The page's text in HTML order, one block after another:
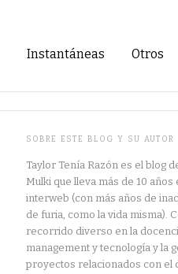
Instantáneas Otros
SOBRE ESTE BLOG Y SU AUTOR
Taylor Tenía Razón es el blog
Mulki que lleva más de 10 años
interweb (con más años de
de furia, como la vida misma).
recorrido diverso en la
management y tecnología y la
proyectos relacionados con el